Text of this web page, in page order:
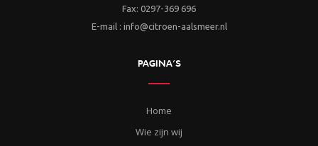
Fax: 0297-369 696
E-mail : info@citroen-aalsmeer.nl
PAGINA’S
Home
Wie zijn wij